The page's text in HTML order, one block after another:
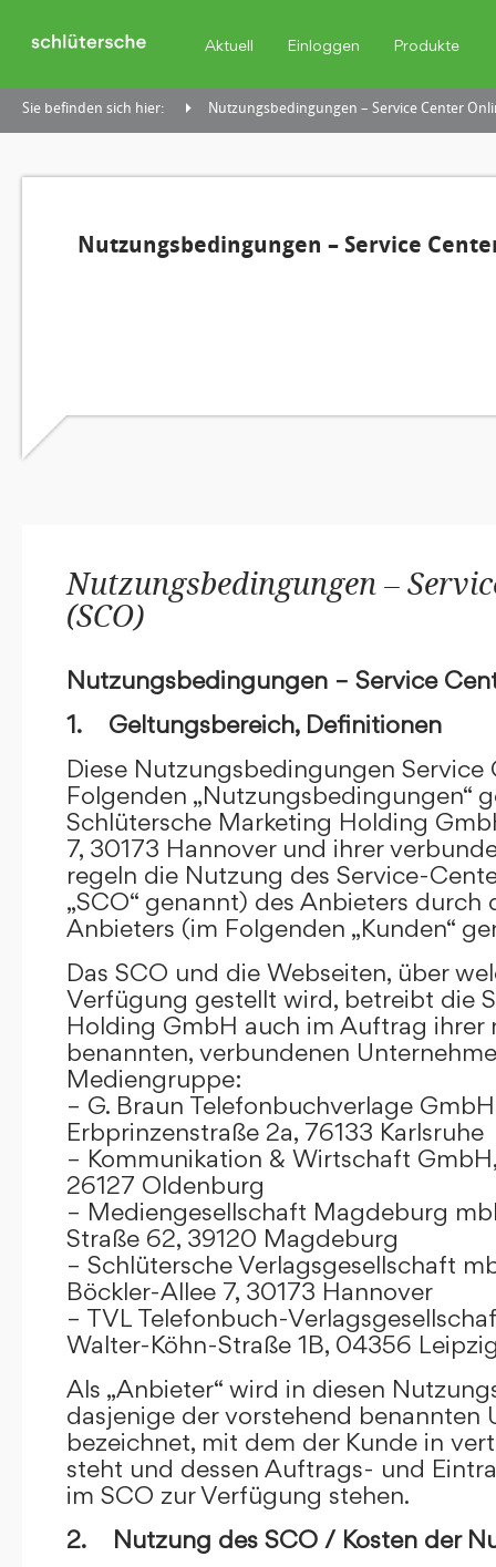
Aktuell Einloggen Produkte
Sie befinden sich hier: Nutzungsbedingungen – Service Center
Nutzungsbedingungen – Service
Nutzungsbedingungen –
(SCO)
Nutzungsbedingungen – Service
1. Geltungsbereich, Definitionen
Diese Nutzungsbedingungen Service
Folgenden „Nutzungsbedingungen“
Schlütersche Marketing Holding
7, 30173 Hannover und ihrer
regeln die Nutzung des Service-
„SCO“ genannt) des Anbieters durch
Anbieters (im Folgenden „Kunden“
Das SCO und die Webseiten, über
Verfügung gestellt wird, betreibt die
Holding GmbH auch im Auftrag ihrer
benannten, verbundenen
Mediengruppe:
– G. Braun Telefonbuchverlage GmbH
Erbprinzenstraße 2a, 76133 Karlsruhe
– Kommunikation & Wirtschaft
26127 Oldenburg
– Mediengesellschaft Magdeburg
Straße 62, 39120 Magdeburg
– Schlütersche Verlagsgesellschaft
Böckler-Allee 7, 30173 Hannover
– TVL Telefonbuch-
Walter-Köhn-Straße 1B, 04356
Als „Anbieter“ wird in diesen
dasjenige der vorstehend benannten
bezeichnet, mit dem der Kunde in
steht und dessen Auftrags- und
im SCO zur Verfügung stehen.
2. Nutzung des SCO / Kosten der